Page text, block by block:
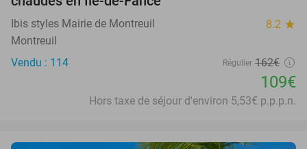
Ibis styles Mairie de Montreuil 8.2 star
Montreuil
Vendu : 114
Régulier 162€
109€
Hors taxe de séjour d'environ 5,53€ p.p.p.n.